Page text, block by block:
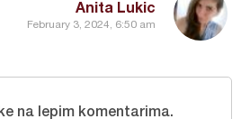
Anita Lukic
February 3, 2024, 6:50 am
na lepim komentarima.